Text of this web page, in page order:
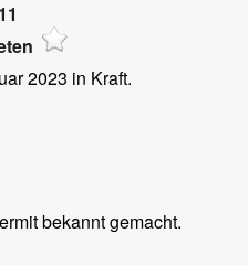
2023 in Kraft.
bekannt gemacht.